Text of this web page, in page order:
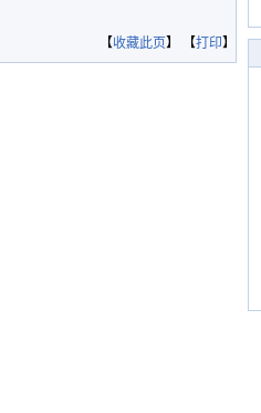
【收藏此页】 【打印】